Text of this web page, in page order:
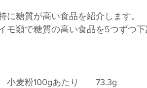
に糖質が高い食品を紹介します。
モ類で糖質の高い食品を5つずつ下
小麦粉100gあたり	73.3g